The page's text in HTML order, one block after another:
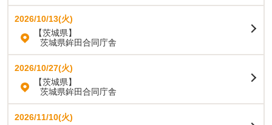
2026/10/13(火)
【茨城県】
茨城県鉾田合同庁舎
2026/10/27(火)
【茨城県】
茨城県鉾田合同庁舎
2026/11/10(火)